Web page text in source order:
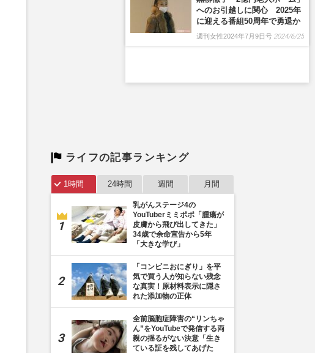
ライフの記事ランキング
1時間 24時間 週間 月間
乳がんステージ4の
YouTuberミミポポ「腫瘍が
皮膚から飛び出してきた」
34歳で余命宣告から5年
「大きな学び」
「コンビニおにぎり」を平
気で買う人が知らない残念
な真実！原材料表示に隠さ
れた添加物の正体
全前脳胞症障害の“リンちゃ
ん”をYouTubeで発信する両
親の揺るがない決意「生き
ている証を残してあげた